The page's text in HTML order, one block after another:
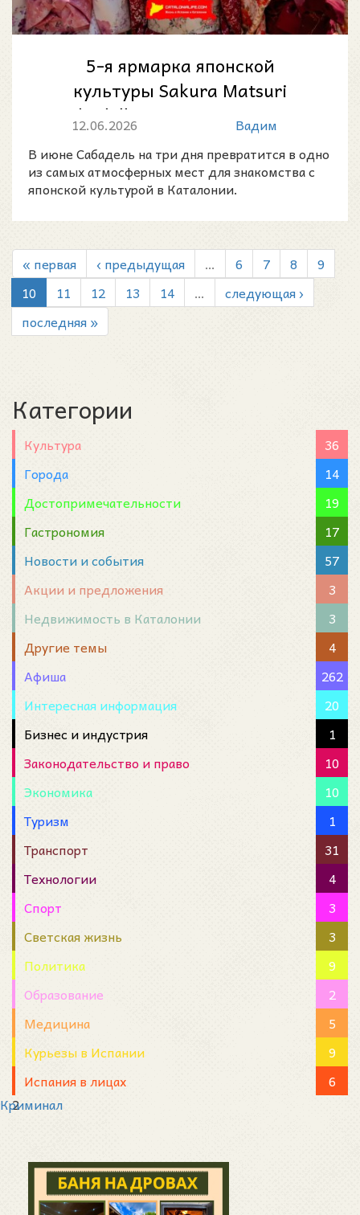
5-я ярмарка японской
культуры Sakura Matsuri
Sabadell 2026: Япония снова
расцветёт в Сабад...
12.06.2026
Вадим
В июне Сабадель на три дня превратится в одно
из самых атмосферных мест для знакомства с
японской культурой в Каталонии.
« первая ‹ предыдущая … 6 7 8
9
10
11 12 13 14 …
следующая ›
последняя »
Категории
Культура
36
Города
14
Достопримечательности
19
Гастрономия
17
Новости и события
57
Акции и предложения
3
Недвижимость в Каталонии
3
Другие темы
4
Афиша
262
Интересная информация
20
Бизнес и индустрия
1
Законодательство и право
10
Экономика
10
Туризм
1
Транспорт
31
Технологии
4
Спорт
3
Светская жизнь
3
Политика
9
Образование
2
Медицина
5
Курьезы в Испании
9
Испания в лицах
6
Криминал
2